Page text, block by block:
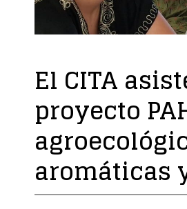
El CITA
proyecto
aromáticas